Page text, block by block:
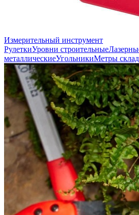
Измерительный инструмент
РулеткиУровни строительные
металлическиеУгольникиМетры